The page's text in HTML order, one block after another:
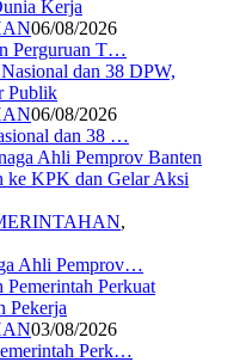
06/08/2026
Perguruan T…
06/08/2026
dan 38 …
,
Ahli Pemprov…
03/08/2026
Perk…